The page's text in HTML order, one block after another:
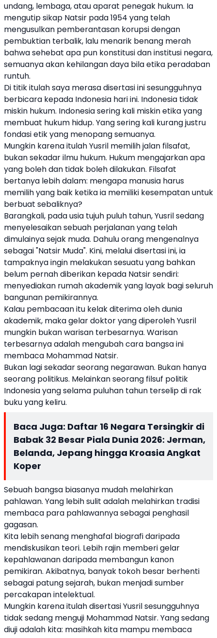
undang, lembaga, atau aparat penegak hukum. Ia
mengutip sikap Natsir pada 1954 yang telah
mengusulkan pemberantasan korupsi dengan
pembuktian terbalik, lalu menarik benang merah
bahwa sehebat apa pun konstitusi dan institusi negara,
semuanya akan kehilangan daya bila etika peradaban
runtuh.
Di titik itulah saya merasa disertasi ini sesungguhnya
berbicara kepada Indonesia hari ini. Indonesia tidak
miskin hukum. Indonesia sering kali miskin etika yang
membuat hukum hidup. Yang sering kali kurang justru
fondasi etik yang menopang semuanya.
Mungkin karena itulah Yusril memilih jalan filsafat,
bukan sekadar ilmu hukum. Hukum mengajarkan apa
yang boleh dan tidak boleh dilakukan. Filsafat
bertanya lebih dalam: mengapa manusia harus
memilih yang baik ketika ia memiliki kesempatan untuk
berbuat sebaliknya?
Barangkali, pada usia tujuh puluh tahun, Yusril sedang
menyelesaikan sebuah perjalanan yang telah
dimulainya sejak muda. Dahulu orang mengenalnya
sebagai "Natsir Muda". Kini, melalui disertasi ini, ia
tampaknya ingin melakukan sesuatu yang bahkan
belum pernah diberikan kepada Natsir sendiri:
menyediakan rumah akademik yang layak bagi seluruh
bangunan pemikirannya.
Kalau pembacaan itu kelak diterima oleh dunia
akademik, maka gelar doktor yang diperoleh Yusril
mungkin bukan warisan terbesarnya. Warisan
terbesarnya adalah mengubah cara bangsa ini
membaca Mohammad Natsir.
Bukan lagi sekadar seorang negarawan. Bukan hanya
seorang politikus. Melainkan seorang filsuf politik
Indonesia yang selama puluhan tahun terselip di rak
buku yang keliru.
Baca Juga: Daftar 16 Negara Tersingkir di
Babak 32 Besar Piala Dunia 2026: Jerman,
Belanda, Jepang hingga Kroasia Angkat
Koper
Sebuah bangsa biasanya mudah melahirkan
pahlawan. Yang lebih sulit adalah melahirkan tradisi
membaca para pahlawannya sebagai penghasil
gagasan.
Kita lebih senang menghafal biografi daripada
mendiskusikan teori. Lebih rajin memberi gelar
kepahlawanan daripada membangun kanon
pemikiran. Akibatnya, banyak tokoh besar berhenti
sebagai patung sejarah, bukan menjadi sumber
percakapan intelektual.
Mungkin karena itulah disertasi Yusril sesungguhnya
tidak sedang menguji Mohammad Natsir. Yang sedang
diuji adalah kita: masihkah kita mampu membaca